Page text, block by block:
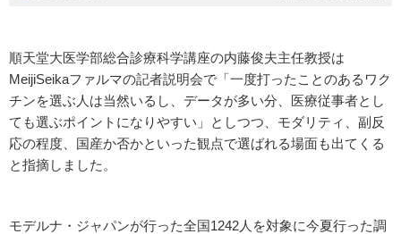
順天堂大医学部総合診療科学講座の内藤俊夫主任教授は
MeijiSeikaファルマの記者説明会で「一度打ったことのあるワク
チンを選ぶ人は当然いるし、データが多い分、医療従事者とし
ても選ぶポイントになりやすい」としつつ、モダリティ、副反
応の程度、国産か否かといった観点で選ばれる場面も出てくる
と指摘しました。
モデルナ・ジャパンが行った全国1242人を対象に今夏行った調